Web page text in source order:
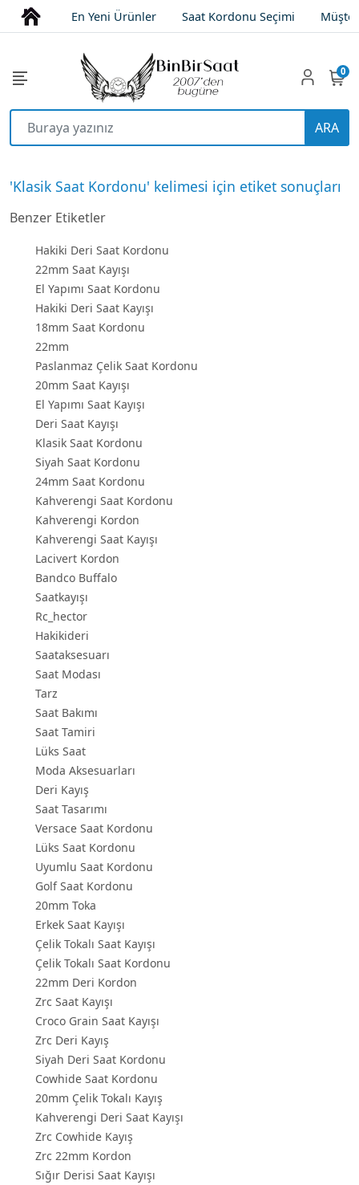
En Yeni Ürünler Saat Kordonu Seçimi
ARA
0
'Klasik Saat Kordonu' kelimesi için etiket sonuçları
Benzer Etiketler
Hakiki Deri Saat Kordonu
22mm Saat Kayışı
El Yapımı Saat Kordonu
Hakiki Deri Saat Kayışı
18mm Saat Kordonu
22mm
Paslanmaz Çelik Saat Kordonu
20mm Saat Kayışı
El Yapımı Saat Kayışı
Deri Saat Kayışı
Klasik Saat Kordonu
Siyah Saat Kordonu
24mm Saat Kordonu
Kahverengi Saat Kordonu
Kahverengi Kordon
Kahverengi Saat Kayışı
Lacivert Kordon
Bandco Buffalo
Saatkayışı
Rc_hector
Hakikideri
Saataksesuarı
Saat Modası
Tarz
Saat Bakımı
Saat Tamiri
Lüks Saat
Moda Aksesuarları
Deri Kayış
Saat Tasarımı
Versace Saat Kordonu
Lüks Saat Kordonu
Uyumlu Saat Kordonu
Golf Saat Kordonu
20mm Toka
Erkek Saat Kayışı
Çelik Tokalı Saat Kayışı
Çelik Tokalı Saat Kordonu
22mm Deri Kordon
Zrc Saat Kayışı
Croco Grain Saat Kayışı
Zrc Deri Kayış
Siyah Deri Saat Kordonu
Cowhide Saat Kordonu
20mm Çelik Tokalı Kayış
Kahverengi Deri Saat Kayışı
Zrc Cowhide Kayış
Zrc 22mm Kordon
Sığır Derisi Saat Kayışı